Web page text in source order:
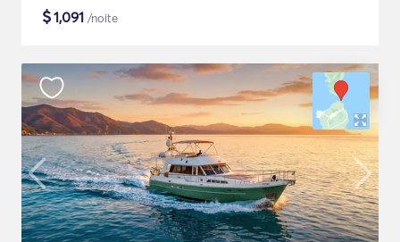
$1,091 /noite